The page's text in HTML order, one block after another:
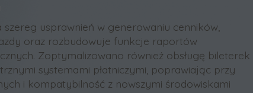
usprawnień w generowaniu cenników,
oraz rozbudowuje funkcje raportów
Zoptymalizowano również obsługę bileterek
systemami płatniczymi, poprawiając przy
i kompatybilność z nowszymi środowiskami